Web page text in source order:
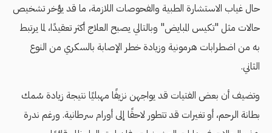
حال غياب الاستشارة الطبية والفحوصات اللازمة، ما قد يؤخر تشخيص
حالات مثل "تكيس المبايض" وبالتالي يصبح العلاج أكثر تعقيدًا، لما يرتبط
به من اضطرابات هرمونية وزيادة خطر الإصابة بالسكري من النوع
الثاني.
وتضيف أن بعض الفتيات قد يواجهن نزيفًا مهبليًا نتيجة زيادة سُمك
بطانة الرحم، أو تغيرات قد تتطور لاحقًا إلى أورام سرطانية. ورغم ندرة